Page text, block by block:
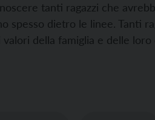
tanti ragazzi che
spesso dietro le linee. Tanti
della famiglia e delle